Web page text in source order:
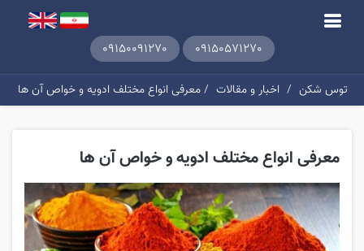
09150571270
09150091270
توس شکن / اخبار و مقالات / معرفی انواع مختلف ادویه و خواص آن ها
معرفی انواع مختلف ادویه و خواص آن ها